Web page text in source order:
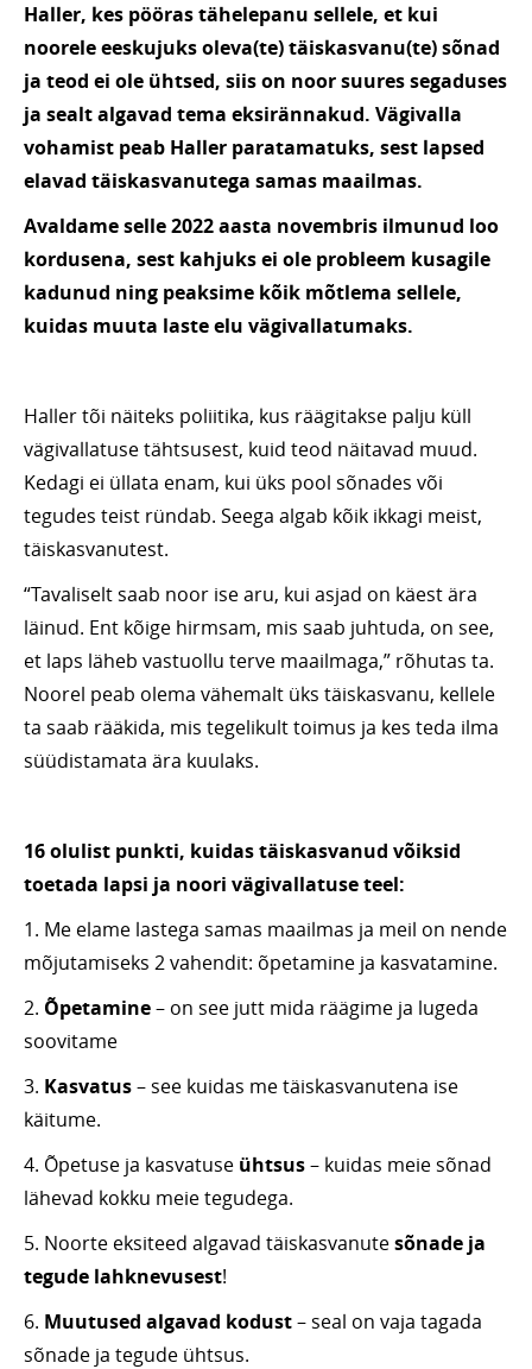
Haller, kes pööras tähelepanu sellele, et kui
noorele eeskujuks oleva(te) täiskasvanu(te) sõnad
ja teod ei ole ühtsed, siis on noor suures segaduses
ja sealt algavad tema eksirännakud. Vägivalla
vohamist peab Haller paratamatuks, sest lapsed
elavad täiskasvanutega samas maailmas.
Avaldame selle 2022 aasta novembris ilmunud loo
kordusena, sest kahjuks ei ole probleem kusagile
kadunud ning peaksime kõik mõtlema sellele,
kuidas muuta laste elu vägivallatumaks.
Haller tõi näiteks poliitika, kus räägitakse palju küll
vägivallatuse tähtsusest, kuid teod näitavad muud.
Kedagi ei üllata enam, kui üks pool sõnades või
tegudes teist ründab. Seega algab kõik ikkagi meist,
täiskasvanutest.
“Tavaliselt saab noor ise aru, kui asjad on käest ära
läinud. Ent kõige hirmsam, mis saab juhtuda, on see,
et laps läheb vastuollu terve maailmaga,” rõhutas ta.
Noorel peab olema vähemalt üks täiskasvanu, kellele
ta saab rääkida, mis tegelikult toimus ja kes teda ilma
süüdistamata ära kuulaks.
16 olulist punkti, kuidas täiskasvanud võiksid
toetada lapsi ja noori vägivallatuse teel:
1. Me elame lastega samas maailmas ja meil on nende
mõjutamiseks 2 vahendit: õpetamine ja kasvatamine.
2. Õpetamine– on see jutt mida räägime ja lugeda
soovitame
3. Kasvatus– see kuidas me täiskasvanutena ise
käitume.
4. Õpetuse ja kasvatuse ühtsus– kuidas meie sõnad
lähevad kokku meie tegudega.
5. Noorte eksiteed algavad täiskasvanutesõnade ja
tegude lahknevusest!
6. Muutused algavad kodust– seal on vaja tagada
sõnade ja tegude ühtsus.